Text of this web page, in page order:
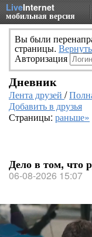
LiveInternet
мобильная версия
Вы были
страницы.
Авторизация
Дневник
Лента друзей /
Добавить в друзья
Страницы: раньше»
Дело в том, что
06-08-2026 15:07